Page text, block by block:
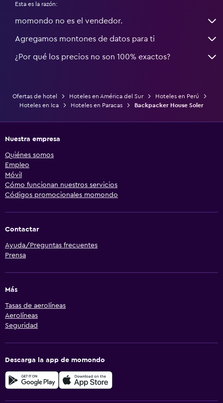
Esta es la razón:
momondo no es el vendedor.
Agregamos montones de datos para ti
¿Por qué los precios no son 100% exactos?
Ofertas de hotel Hoteles en América del Sur
Hoteles en Perú
Hoteles en Ica
Hoteles en Paracas Backpacker House Soler
Nuestra empresa
Quiénes somos
Empleo
Móvil
Cómo funcionan nuestros servicios
Códigos promocionales momondo
Contactar
Ayuda/Preguntas frecuentes
Prensa
Más
Tasas de aerolíneas
Aerolíneas
Seguridad
Descarga la app de momondo